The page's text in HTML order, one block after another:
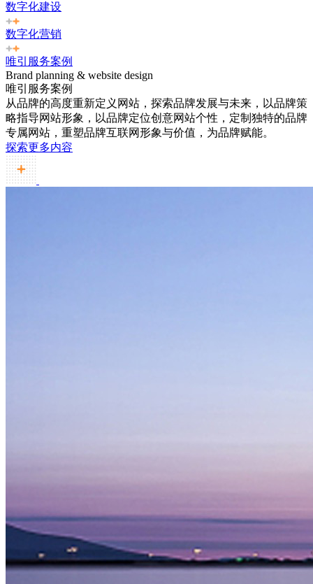
数字化建设
数字化营销
唯引服务案例
Brand planning & website design
唯引服务案例
从品牌的高度重新定义网站，探索品牌发展与未来，以品牌策
略指导网站形象，以品牌定位创意网站个性，定制独特的品牌
专属网站，重塑品牌互联网形象与价值，为品牌赋能。
探索更多内容